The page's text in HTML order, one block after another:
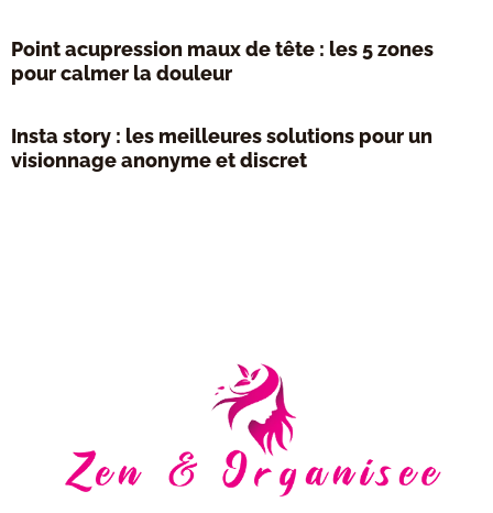
Point acupression maux de tête : les 5 zones
pour calmer la douleur
Insta story : les meilleures solutions pour un
visionnage anonyme et discret